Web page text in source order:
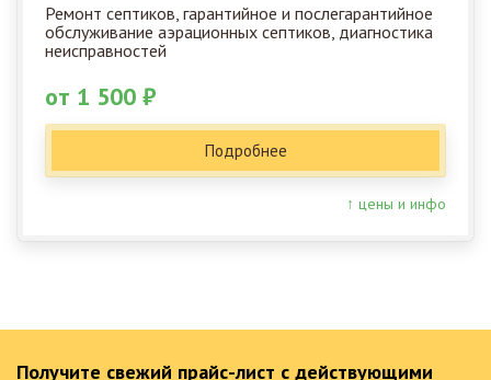
Ремонт септиков, гарантийное и послегарантийное
обслуживание аэрационных септиков, диагностика
неисправностей
от 1 500 ₽
Подробнее
↑ цены и инфо
Получите свежий прайс-лист с действующими